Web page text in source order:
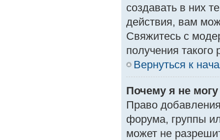
создавать в них
действия, вам
Свяжитесь с
получения такого
Вернуться к
Почему я не
Право
форума, группы
может не